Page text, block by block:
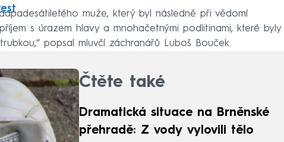
muže, který byl následně při vědomí
s úrazem hlavy a mnohačetnými podlitinami, které byly
popsal mluvčí záchranářů Luboš Bouček.
Čtěte také
Dramatická situace na Brněnské
přehradě: Z vody vylovili tělo